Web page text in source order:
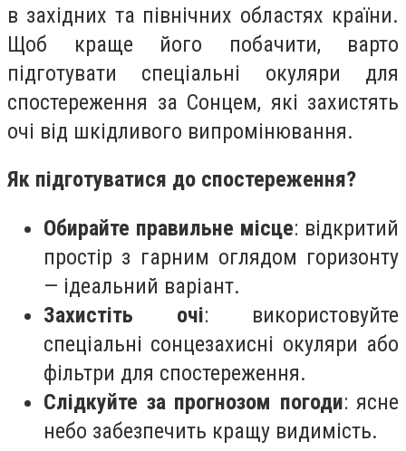
в західних та північних областях країни.
Щоб краще його побачити, варто
підготувати спеціальні окуляри для
спостереження за Сонцем, які захистять
очі від шкідливого випромінювання.
Як підготуватися до спостереження?
Обирайте правильне місце: відкритий
простір з гарним оглядом горизонту
— ідеальний варіант.
Захистіть очі: використовуйте
спеціальні сонцезахисні окуляри або
фільтри для спостереження.
Слідкуйте за прогнозом погоди: ясне
небо забезпечить кращу видимість.